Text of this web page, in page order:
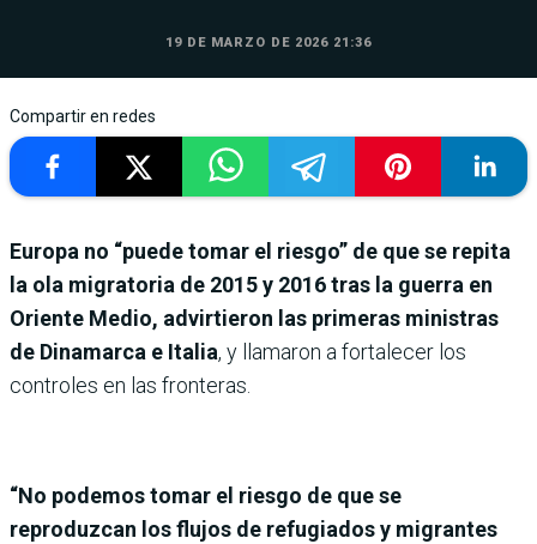
19 DE MARZO DE 2026 21:36
Compartir en redes
Europa no “puede tomar el riesgo” de que se repita
la ola migratoria de 2015 y 2016 tras la guerra en
Oriente Medio, advirtieron las primeras ministras
de Dinamarca e Italia, y llamaron a fortalecer los
controles en las fronteras.
“No podemos tomar el riesgo de que se
reproduzcan los flujos de refugiados y migrantes